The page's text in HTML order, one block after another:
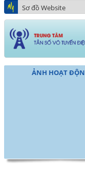
Sơ đồ Website
ẢNH HOẠT